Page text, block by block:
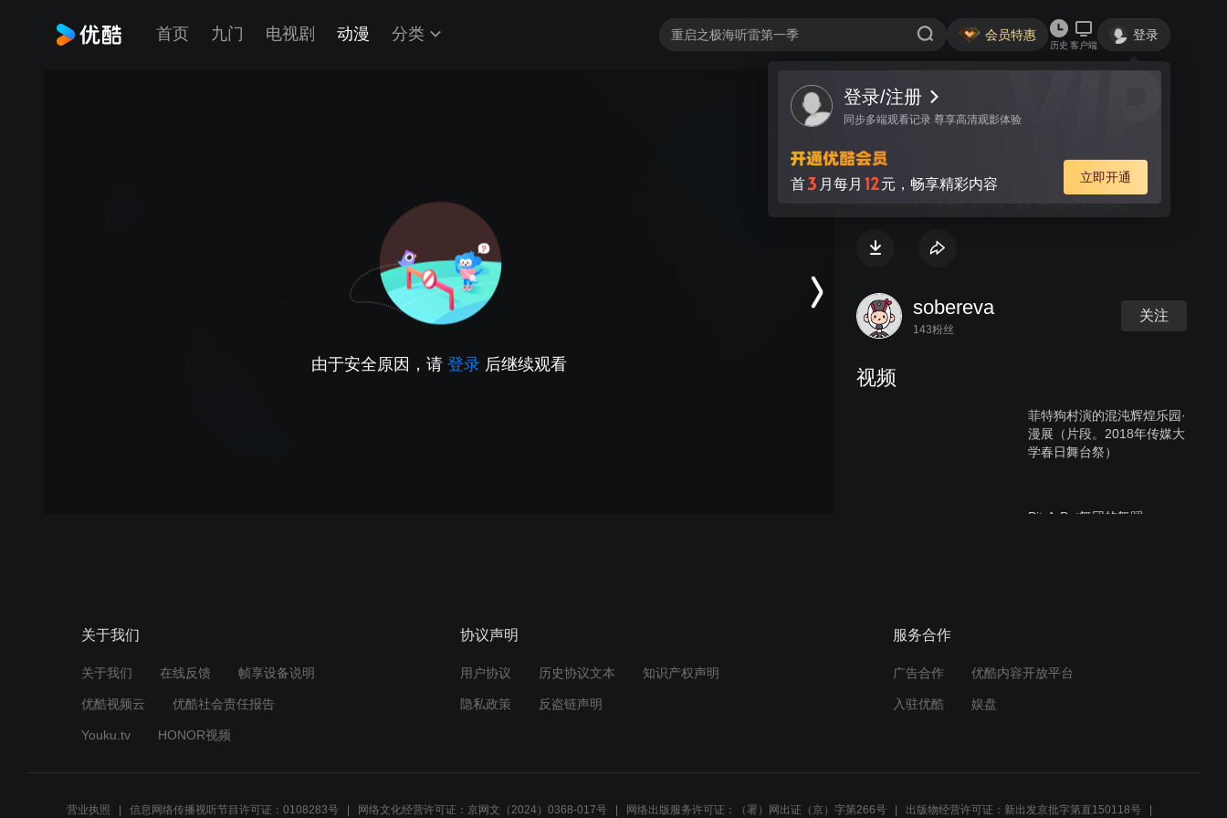
首页 九门 电视剧 动漫 分类 会员特惠
历史 客户端
登录
登录/注册
同步多端观看记录 尊享高清观影体验
首3 月每月 12元，畅享精彩内容 立即开通
由于安全原因，请 登录 后继续观看
视频 讨论
GOIN'!!! (AfternoonTea宅舞团,
2017年传媒大学春日舞台祭)
sobereva
143粉丝
关注
视频
菲特狗村演的混沌辉煌乐园·
漫展（片段。2018年传媒大
学春日舞台祭）
Pit-A-Pat舞团的舞蹈
关于我们
关于我们 在线反馈 帧享设备说明
优酷视频云 优酷社会责任报告
Youku.tv HONOR视频
协议声明
用户协议 历史协议文本 知识产权声明
隐私政策 反盗链声明
服务合作
广告合作 优酷内容开放平台
入驻优酷 娱盘
营业执照 信息网络传播视听节目许可证：0108283号 网络文化经营许可证：京网文（2024）0368-017号 网络出版服务许可证：（署）网出证（京）字第266号 出版物经营许可证：新出发京批字第直150118号